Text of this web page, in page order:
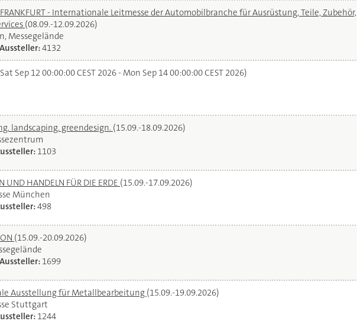
- Internationale Leitmesse der Automobilbranche für Ausrüstung, Teile, Zubehör,
(08.09.-12.09.2026)
Messegelände
Aussteller:4132
Sep 12 00:00:00 CEST 2026 - Mon Sep 14 00:00:00 CEST 2026)
landscaping. greendesign. (15.09.-18.09.2026)
1103
UND HANDELN FÜR DIE ERDE (15.09.-17.09.2026)
München
498
(15.09.-20.09.2026)
Aussteller: 1699
Ausstellung für Metallbearbeitung (15.09.-19.09.2026)
Stuttgart
1244